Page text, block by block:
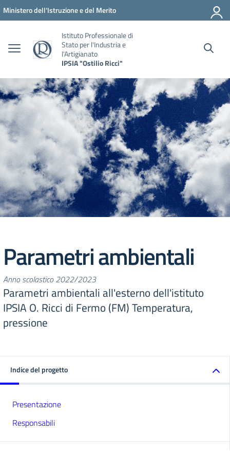
Vai ai contenuti
Vai al menu di navigazione
Vai al footer
Ministero dell'Istruzione e del Merito
Istituto Professionale di
Stato per l'Industria e
l'Artigianato
IPSIA "Ostilio Ricci"
Parametri ambientali
Anno scolastico 2022/2023
Parametri ambientali all'esterno dell'istituto
IPSIA O. Ricci di Fermo (FM) Temperatura,
pressione
Indice del progetto
Presentazione
Responsabili